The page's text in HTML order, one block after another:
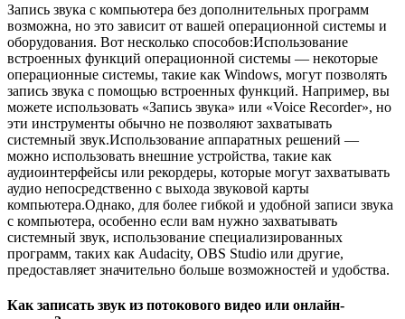
Запись звука с компьютера без дополнительных программ
возможна, но это зависит от вашей операционной системы и
оборудования. Вот несколько способов:Использование
встроенных функций операционной системы — некоторые
операционные системы, такие как Windows, могут позволять
запись звука с помощью встроенных функций. Например, вы
можете использовать «Запись звука» или «Voice Recorder», но
эти инструменты обычно не позволяют захватывать
системный звук.Использование аппаратных решений —
можно использовать внешние устройства, такие как
аудиоинтерфейсы или рекордеры, которые могут захватывать
аудио непосредственно с выхода звуковой карты
компьютера.Однако, для более гибкой и удобной записи звука
с компьютера, особенно если вам нужно захватывать
системный звук, использование специализированных
программ, таких как Audacity, OBS Studio или другие,
предоставляет значительно больше возможностей и удобства.
Как записать звук из потокового видео или онлайн-